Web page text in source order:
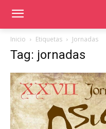
Inicio Etiquetas Jornadas
Tag: jornadas